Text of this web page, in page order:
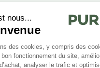
Nous envoyer un message